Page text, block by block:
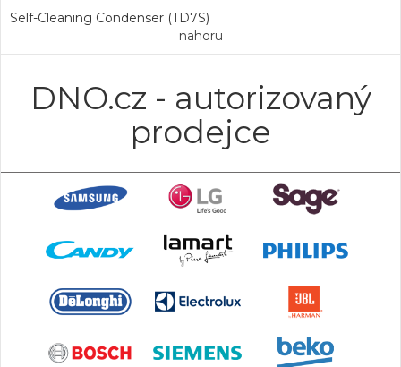
Self-Cleaning Condenser (TD7S)
nahoru
DNO.cz - autorizovaný
prodejce